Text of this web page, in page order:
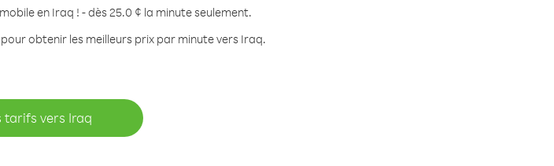
en Iraq ! - dès 25.0 ¢ la minute seulement.
obtenir les meilleurs prix par minute vers Iraq.
tarifs vers Iraq